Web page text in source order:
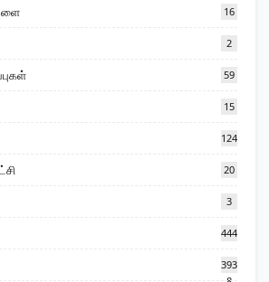
16
2
59
15
124
20
3
444
393